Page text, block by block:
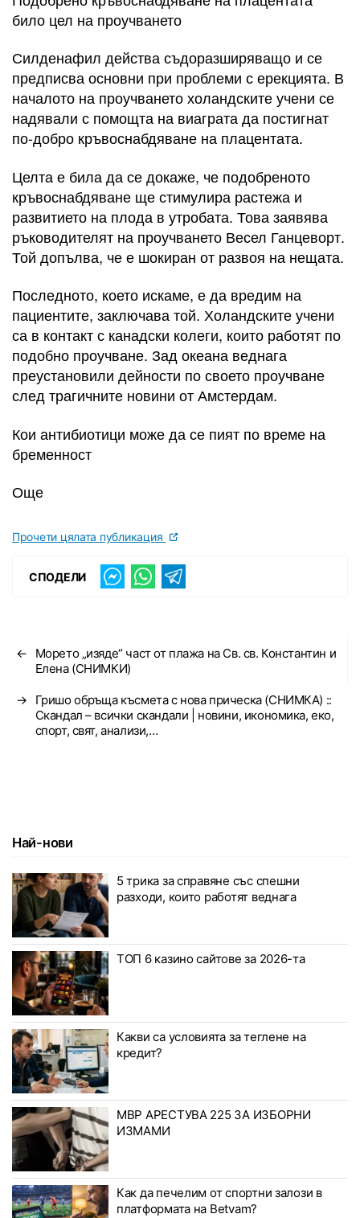
било цел на проучването
Силденафил действа съдоразширяващо и се
предписва основни при проблеми с ерекцията. В
началото на проучването холандските учени се
надявали с помощта на виаграта да постигнат
по-добро кръвоснабдяване на плацентата.
Целта е била да се докаже, че подобреното
кръвоснабдяване ще стимулира растежа и
развитието на плода в утробата. Това заявява
ръководителят на проучването Весел Ганцеворт.
Той допълва, че е шокиран от развоя на нещата.
Последното, което искаме, е да вредим на
пациентите, заключава той. Холандските учени
са в контакт с канадски колеги, които работят по
подобно проучване. Зад океана веднага
преустановили дейности по своето проучване
след трагичните новини от Амстердам.
Кои антибиотици може да се пият по време на
бременност
Още
Прочети цялата публикация
СПОДЕЛИ
←
Морето „изяде“ част от плажа на Св. св. Константин и
Елена (СНИМКИ)
→
Гришо обръща късмета с нова прическа (СНИМКА) ::
Скандал – всички скандали | новини, икономика, еко,
спорт, свят, анализи,…
Най-нови
5 трика за справяне със спешни
разходи, които работят веднага
ТОП 6 казино сайтове за 2026-та
Какви са условията за теглене на
кредит?
МВР АРЕСТУВА 225 ЗА ИЗБОРНИ
ИЗМАМИ
Как да печелим от спортни залози в
платформата на Betvam?